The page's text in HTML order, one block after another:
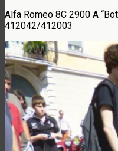
Alfa Romeo 8C 2900 A
412042/412003